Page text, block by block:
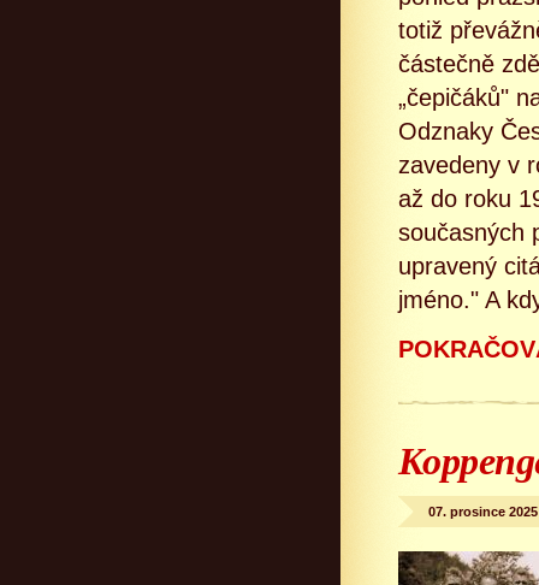
totiž
částečně
„čepičáků"
Odznaky
zavedeny v
až do roku
současných
upravený
jméno." A
07. prosince 2025